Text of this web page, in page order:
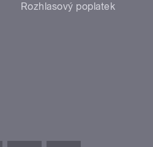
Rozhlasový poplatek